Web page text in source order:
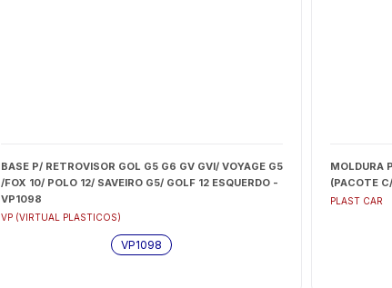
BASE P/ RETROVISOR GOL G5 G6 GV GVI/ VOYAGE G5
/FOX 10/ POLO 12/ SAVEIRO G5/ GOLF 12 ESQUERDO -
VP1098
VP (VIRTUAL PLASTICOS)
VP1098
MOLDURA
(PACOTE
PLAST CAR